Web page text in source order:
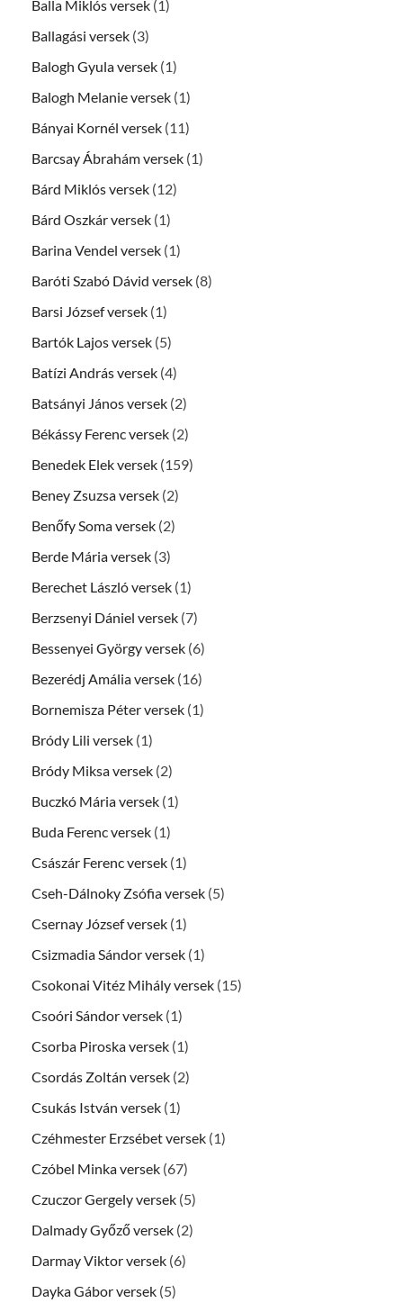
Balla Miklós versek (1)
Ballagási versek (3)
Balogh Gyula versek (1)
Balogh Melanie versek (1)
Bányai Kornél versek (11)
Barcsay Ábrahám versek (1)
Bárd Miklós versek (12)
Bárd Oszkár versek (1)
Barina Vendel versek (1)
Baróti Szabó Dávid versek (8)
Barsi József versek (1)
Bartók Lajos versek (5)
Batízi András versek (4)
Batsányi János versek (2)
Békássy Ferenc versek (2)
Benedek Elek versek (159)
Beney Zsuzsa versek (2)
Benőfy Soma versek (2)
Berde Mária versek (3)
Berechet László versek (1)
Berzsenyi Dániel versek (7)
Bessenyei György versek (6)
Bezerédj Amália versek (16)
Bornemisza Péter versek (1)
Bródy Lili versek (1)
Bródy Miksa versek (2)
Buczkó Mária versek (1)
Buda Ferenc versek (1)
Császár Ferenc versek (1)
Cseh-Dálnoky Zsófia versek (5)
Csernay József versek (1)
Csizmadia Sándor versek (1)
Csokonai Vitéz Mihály versek (15)
Csoóri Sándor versek (1)
Csorba Piroska versek (1)
Csordás Zoltán versek (2)
Csukás István versek (1)
Czéhmester Erzsébet versek (1)
Czóbel Minka versek (67)
Czuczor Gergely versek (5)
Dalmady Győző versek (2)
Darmay Viktor versek (6)
Dayka Gábor versek (5)